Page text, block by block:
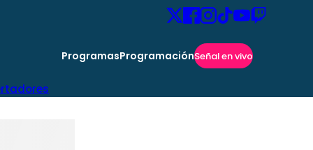
ProgramasProgramaciónSeñal en vivo